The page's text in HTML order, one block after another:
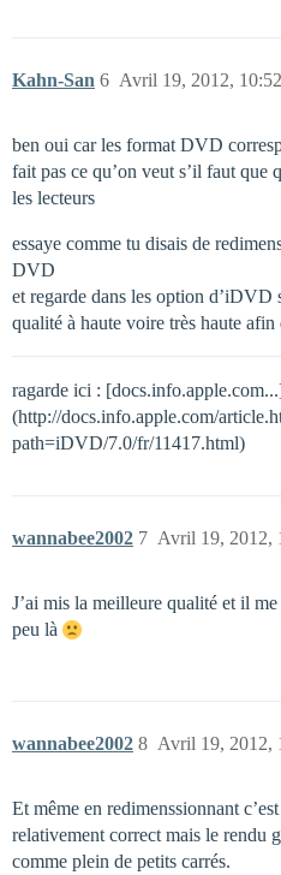
Kahn-San Avril 19, 2012, 10:52
6
ben oui car les format DVD
fait pas ce qu’on veut s’il faut que
les lecteurs
essaye comme tu disais de
DVD
et regarde dans les option d’iDVD
qualité à haute voire très haute
ragarde ici :
(http://docs.info.apple.com/
path=iDVD/7.0/fr/11417.html)
wannabee2002 Avril 19, 2012,
7
J’ai mis la meilleure qualité et il
peu là
wannabee2002 Avril 19, 2012,
8
Et même en redimenssionnant
relativement correct mais le rendu
comme plein de petits carrés.